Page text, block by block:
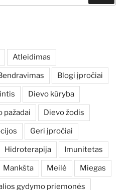
Atleidimas
Blogi įpročiai
Dievo kūryba
pažadai Dievo žodis
Geri įpročiai
Hidroterapija Imunitetas
Mankšta Meilė Miegas
gydymo priemonės